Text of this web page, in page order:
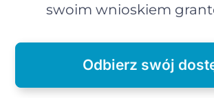
swoim wnioskiem
Odbierz swój